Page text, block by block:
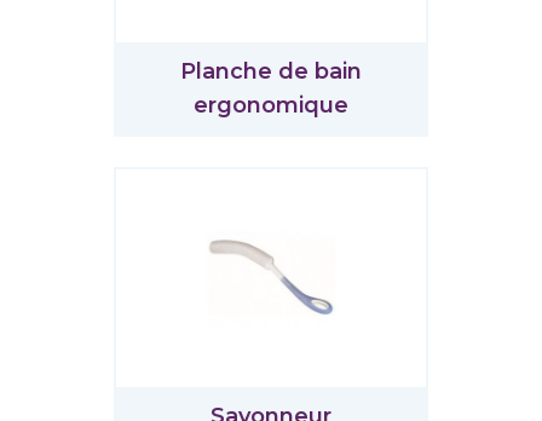
Planche de bain
ergonomique